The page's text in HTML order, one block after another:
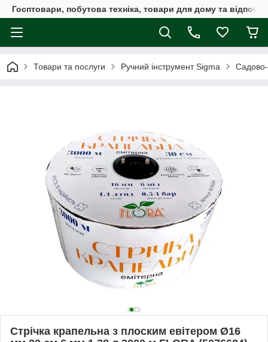
Госптовари, побутова техніка, товари для дому та
Товари та послуги Ручний інструмент Sigma Садово-
Стрічка крапельна з плоским евітером Ø16